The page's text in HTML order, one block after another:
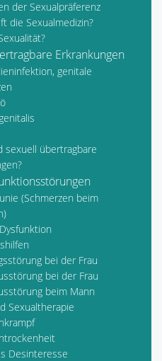
der Sexualpräferenz
die Sexualmedizin?
Erkrankungen
genitale
sexuell übertragbare
(Schmerzen beim
bei der Frau
bei der Frau
beim Mann
Sexualtherapie
Desinteresse